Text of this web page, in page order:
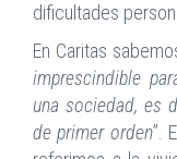
dificultades
En Caritas
imprescindible
una sociedad, es
de primer orden”.